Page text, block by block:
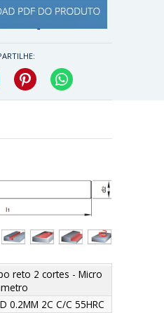
Twitter Pinterest
Área
de
corte
(l2)
Comp.
(l1)
reto 2 cortes - Micro
0.2MM 2C C/C 55HRC